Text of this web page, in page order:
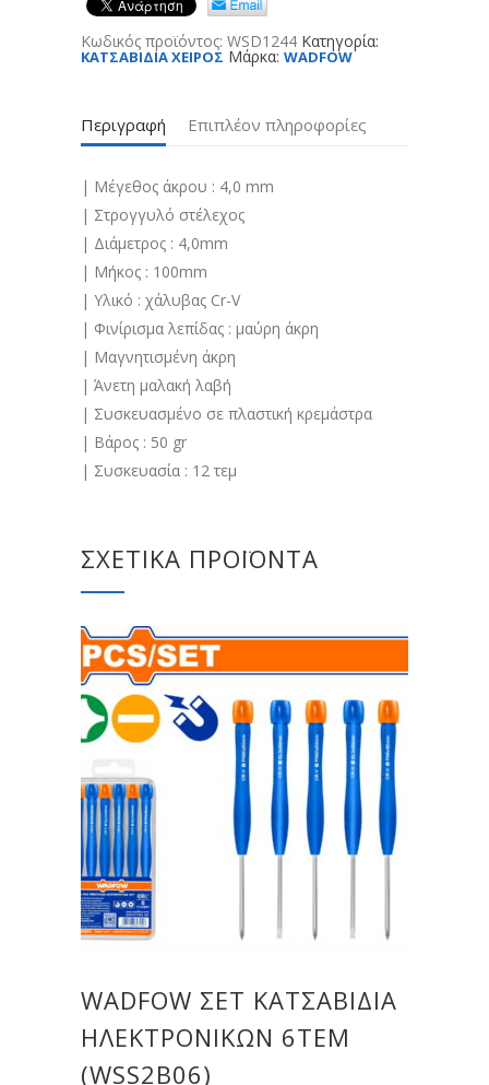
Κωδικός προϊόντος: WSD1244 Κατηγορία:
ΚΑΤΣΑΒΙΔΙΑ ΧΕΙΡΟΣ Μάρκα: WADFOW
Περιγραφή Επιπλέον πληροφορίες
| Μέγεθος άκρου : 4,0 mm
| Στρογγυλό στέλεχος
| Διάμετρος : 4,0mm
| Μήκος : 100mm
| Υλικό : χάλυβας Cr-V
| Φινίρισμα λεπίδας : μαύρη άκρη
| Μαγνητισμένη άκρη
| Άνετη μαλακή λαβή
| Συσκευασμένο σε πλαστική κρεμάστρα
| Βάρος : 50 gr
| Συσκευασία : 12 τεμ
ΣΧΕΤΙΚΆ ΠΡΟΪΌΝΤΑ
WADFOW ΣΕΤ ΚΑΤΣΑΒΙΔΙΑ
ΗΛΕΚΤΡΟΝΙΚΩΝ 6ΤΕΜ
(WSS2B06)